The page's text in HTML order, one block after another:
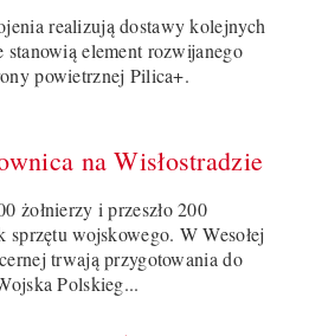
realizują dostawy kolejnych
element rozwijanego
powietrznej Pilica+.
na Wisłostradzie
żołnierzy i przeszło 200
sprzętu wojskowego. W Wesołej
trwają przygotowania do
Polskieg...